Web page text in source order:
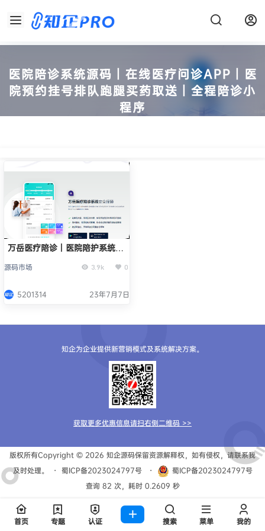
医院陪诊系统源码丨在线医疗问诊APP丨医
院预约挂号排队跑腿买药取送丨全程陪诊小
程序
万岳医疗陪诊丨医院陪护系统
源码市场 3.9k 0
5201314 23年7月7日
知企为企业提供新营销模式及系统解决方案。
获取更多优惠信息请扫右侧二维码 >>
版权所有Copyright © 2026 知企源码保留资源解释权，如有侵权，请联系我
及时处理。
・ 蜀ICP备2023024797号 ・
蜀ICP备2023024797号
查询 82 次，耗时 0.2609 秒
首页 专题 认证 搜索 菜单 我的